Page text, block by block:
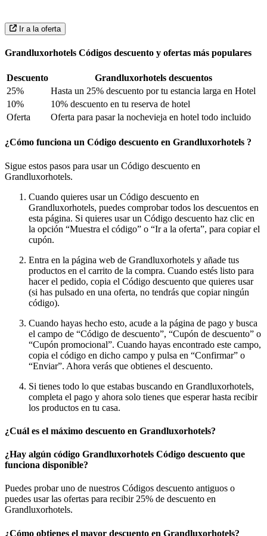
Ir a la oferta
Grandluxorhotels Códigos descuento y ofertas más populares
Descuento
Grandluxorhotels descuentos
25%
Hasta un 25% descuento por tu estancia larga en Hotel
10%
10% descuento en tu reserva de hotel
Oferta
Oferta para pasar la nochevieja en hotel todo incluido
¿Cómo funciona un Código descuento en Grandluxorhotels ?
Sigue estos pasos para usar un Código descuento en
Grandluxorhotels.
Cuando quieres usar un Código descuento en
Grandluxorhotels, puedes comprobar todos los descuentos en
esta página. Si quieres usar un Código descuento haz clic en
la opción “Muestra el código” o “Ir a la oferta”, para copiar el
cupón.
Entra en la página web de Grandluxorhotels y añade tus
productos en el carrito de la compra. Cuando estés listo para
hacer el pedido, copia el Código descuento que quieres usar
(si has pulsado en una oferta, no tendrás que copiar ningún
código).
Cuando hayas hecho esto, acude a la página de pago y busca
el campo de “Código de descuento”, “Cupón de descuento” o
“Cupón promocional”. Cuando hayas encontrado este campo,
copia el código en dicho campo y pulsa en “Confirmar” o
“Enviar”. Ahora verás que obtienes el descuento.
Si tienes todo lo que estabas buscando en Grandluxorhotels,
completa el pago y ahora solo tienes que esperar hasta recibir
los productos en tu casa.
¿Cuál es el máximo descuento en Grandluxorhotels?
¿Hay algún código Grandluxorhotels Código descuento que
funciona disponible?
Puedes probar uno de nuestros Códigos descuento antiguos o
puedes usar las ofertas para recibir 25% de descuento en
Grandluxorhotels.
¿Cómo obtienes el mayor descuento en Grandluxorhotels?